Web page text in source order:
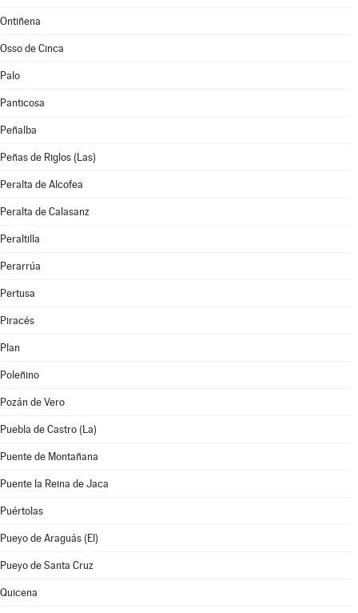
Ontiñena
Osso de Cinca
Palo
Panticosa
Peñalba
Peñas de Riglos (Las)
Peralta de Alcofea
Peralta de Calasanz
Peraltilla
Perarrúa
Pertusa
Piracés
Plan
Poleñino
Pozán de Vero
Puebla de Castro (La)
Puente de Montañana
Puente la Reina de Jaca
Puértolas
Pueyo de Araguás (El)
Pueyo de Santa Cruz
Quicena